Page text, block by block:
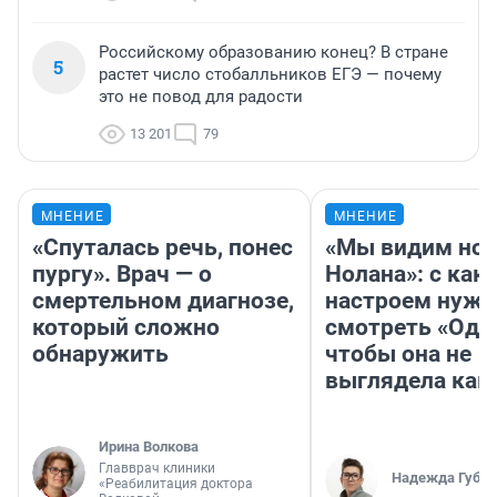
5
Российскому образованию конец? В стране
растет число стобалльников ЕГЭ — почему
это не повод для радости
13 201 79
МНЕНИЕ
«Спуталась речь, понес
пургу». Врач — о
смертельном диагнозе,
который сложно
обнаружить
Ирина Волкова
Главврач клиники
«Реабилитация доктора
МНЕНИЕ
«Мы видим
Нолана»: с
настроем
смотреть
чтобы она не
выглядела как
Надежда